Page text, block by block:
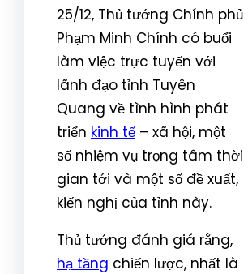
25/12, Thủ tướng Chính phủ
Phạm Minh Chính có buổi
làm việc trực tuyến với
lãnh đạo tỉnh Tuyên
Quang về tình hình phát
triển kinh tế – xã hội, một
số nhiệm vụ trọng tâm thời
gian tới và một số đề xuất,
kiến nghị của tỉnh này.
Thủ tướng đánh giá rằng,
hạ tầng chiến lược, nhất là